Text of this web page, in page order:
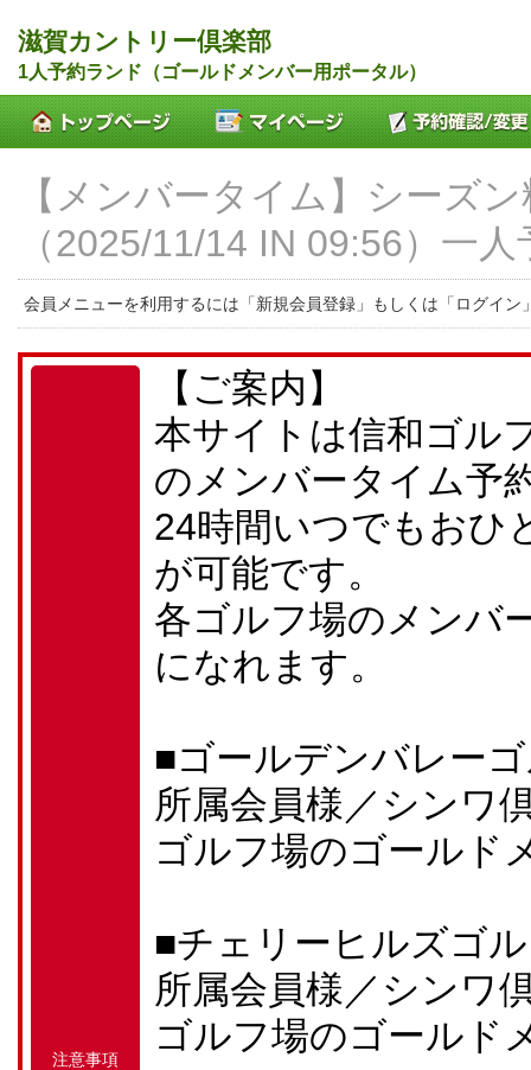
滋賀カントリー倶楽部
1人予約ランド（ゴールドメンバー用ポータル）
【メンバータイム】シーズ
（2025/11/14 IN 09:56）一
会員メニューを利用するには「新規会員登録」もしくは「ログイン
注意事項
【ご案内】
本サイトは信和ゴル
のメンバータイム予
24時間いつでもおひ
が可能です。
各ゴルフ場のメンバ
になれます。
■ゴールデンバレー
所属会員様／シンワ
ゴルフ場のゴールド
■チェリーヒルズゴ
所属会員様／シンワ
ゴルフ場のゴールド